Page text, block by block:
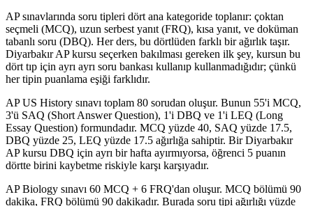
AP sınavlarında soru tipleri dört ana kategoride toplanır: çoktan
seçmeli (MCQ), uzun serbest yanıt (FRQ), kısa yanıt, ve doküman
tabanlı soru (DBQ). Her ders, bu dörtlüden farklı bir ağırlık taşır.
Diyarbakır AP kursu seçerken bakılması gereken ilk şey, kursun bu
dört tıp için ayrı ayrı soru bankası kullanıp kullanmadığıdır; çünkü
her tipin puanlama eşiği farklıdır.
AP US History sınavı toplam 80 sorudan oluşur. Bunun 55'i MCQ,
3'ü SAQ (Short Answer Question), 1'i DBQ ve 1'i LEQ (Long
Essay Question) formundadır. MCQ yüzde 40, SAQ yüzde 17.5,
DBQ yüzde 25, LEQ yüzde 17.5 ağırlığa sahiptir. Bir Diyarbakır
AP kursu DBQ için ayrı bir hafta ayırmıyorsa, öğrenci 5 puanın
dörtte birini kaybetme riskiyle karşı karşıyadır.
AP Biology sınavı 60 MCQ + 6 FRQ'dan oluşur. MCQ bölümü 90
dakika, FRQ bölümü 90 dakikadır. Burada soru tipi ağırlığı yüzde